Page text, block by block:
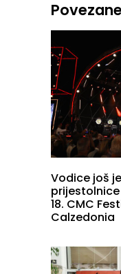
Vodice još
18. CMC
Calzedonia